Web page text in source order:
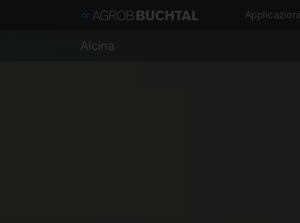
Applicazioni
Alcina